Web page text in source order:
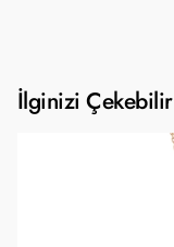
İlginizi Çekebilir